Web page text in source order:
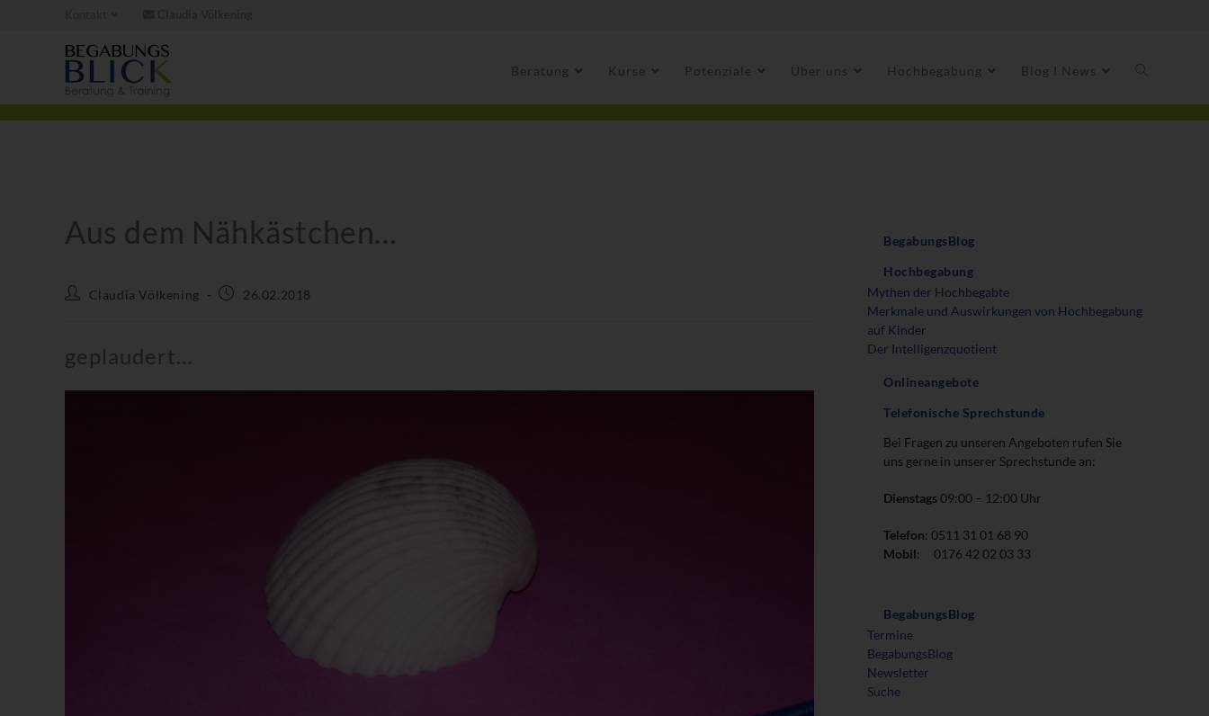
Beratung Kurse Potenziale Über uns Hochbegabung Blog I News
Aus dem Nähkästchen…
Claudia Völkening 26.02.2018
geplaudert…
BegabungsBlog
Hochbegabung
Mythen der Hochbegabte
Merkmale und Auswirkungen von Hochbegabung
auf Kinder
Der Intelligenzquotient
Onlineangebote
Telefonische Sprechstunde
Bei Fragen zu unseren Angeboten rufen Sie
uns gerne in unserer Sprechstunde an:
Dienstags09:00 – 12:00 Uhr
Telefon: 0511 31 01 68 90
Mobil: 0176 42 02 03 33
BegabungsBlog
Termine
BegabungsBlog
Newsletter
Suche